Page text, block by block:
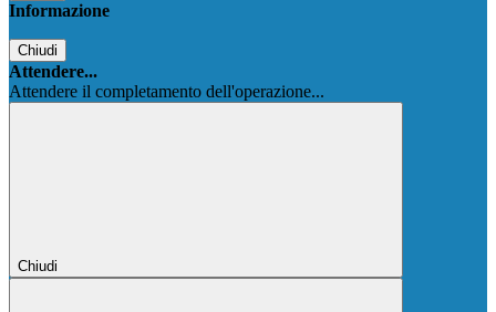
Informazione
Chiudi
Attendere...
Attendere il completamento dell'operazione...
Chiudi